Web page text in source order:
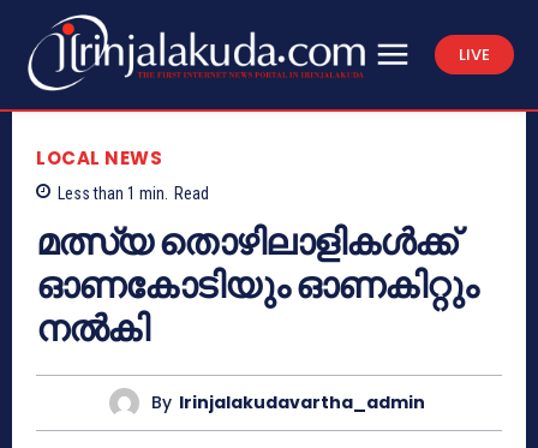
LIVE
LOCAL NEWS
Less than 1 min. Read
മത്സ്യ തൊഴിലാളികള്‍ക്ക്
ഓണകോടിയും ഓണകിറ്റും
നല്‍കി
By Irinjalakudavartha_admin